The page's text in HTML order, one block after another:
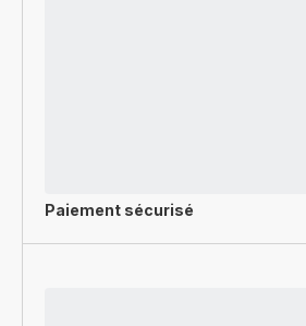
Paiement sécurisé